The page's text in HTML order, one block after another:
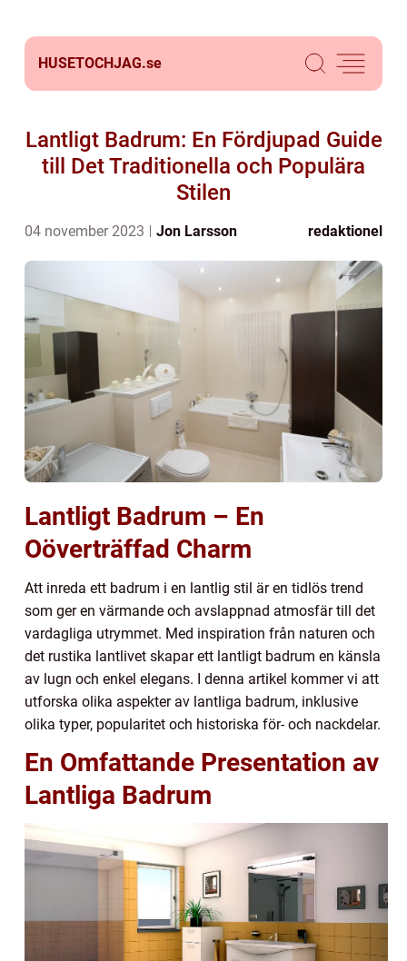
HUSETOCHJAG.se
Lantligt Badrum: En Fördjupad Guide
till Det Traditionella och Populära
Stilen
04 november 2023 Jon Larsson redaktionel
Lantligt Badrum – En
Oöverträffad Charm
Att inreda ett badrum i en lantlig stil är en tidlös trend
som ger en värmande och avslappnad atmosfär till det
vardagliga utrymmet. Med inspiration från naturen och
det rustika lantlivet skapar ett lantligt badrum en känsla
av lugn och enkel elegans. I denna artikel kommer vi att
utforska olika aspekter av lantliga badrum, inklusive
olika typer, popularitet och historiska för- och nackdelar.
En Omfattande Presentation av
Lantliga Badrum